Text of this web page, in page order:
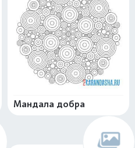
Мандала добра